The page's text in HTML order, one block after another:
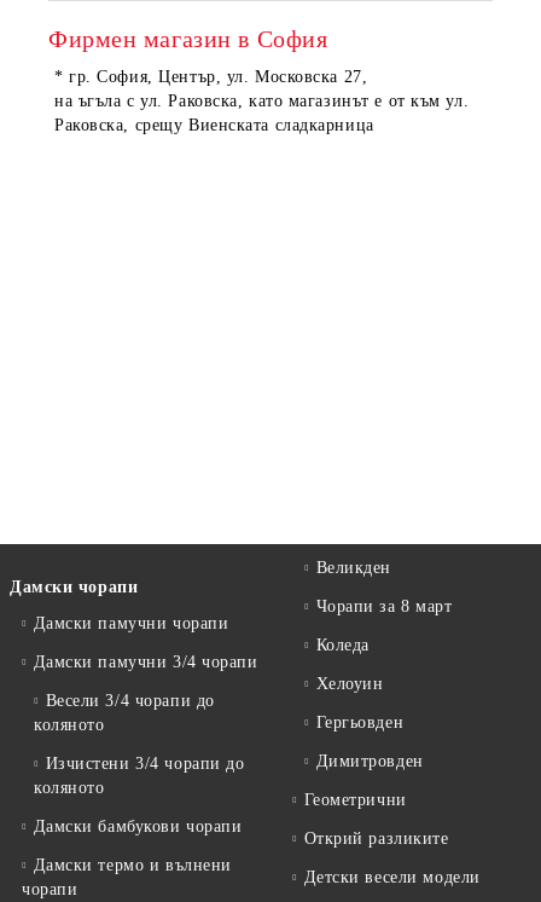
Фирмен магазин в София
* гр. София, Център, ул. Московска 27,
на ъгъла с ул. Раковска, като магазинът е от към ул.
Раковска, срещу Виенската сладкарница
Дамски чорапи
Дамски памучни чорапи
Дамски памучни 3/4 чорапи
Весели 3/4 чорапи до
коляното
Изчистени 3/4 чорапи до
коляното
Дамски бамбукови чорапи
Дамски термо и вълнени
чорапи
Великден
Чорапи за 8 март
Коледа
Хелоуин
Гергьовден
Димитровден
Геометрични
Открий разликите
Детски весели модели